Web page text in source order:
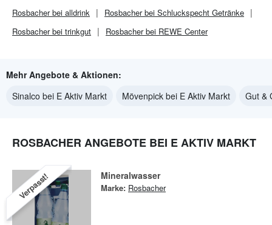
Rosbacher bei alldrink
Rosbacher bei Schluckspecht Getränke
Rosbacher bei trinkgut
Rosbacher bei REWE Center
Mehr Angebote & Aktionen:
Sinalco bei E Aktiv Markt
Mövenpick bei E Aktiv Markt Gut &
ROSBACHER ANGEBOTE BEI E AKTIV MARKT
Verpasst! Mineralwasser
Marke: Rosbacher